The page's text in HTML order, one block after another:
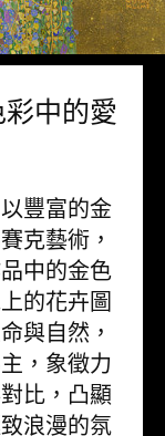
中的愛
豐富的金
克藝術，
中的金色
的花卉圖
與自然，
，象徵力
比，凸顯
浪漫的氛